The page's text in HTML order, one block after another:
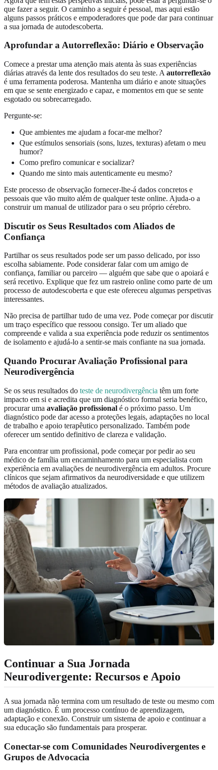
que fazer a seguir. O caminho a seguir é pessoal, mas aqui estão
alguns passos práticos e empoderadores que pode dar para continuar
a sua jornada de autodescoberta.
Aprofundar a Autorreflexão: Diário e Observação
Comece a prestar uma atenção mais atenta às suas experiências
diárias através da lente dos resultados do seu teste. A autorreflexão
é uma ferramenta poderosa. Mantenha um diário e anote situações
em que se sente energizado e capaz, e momentos em que se sente
esgotado ou sobrecarregado.
Pergunte-se:
Que ambientes me ajudam a focar-me melhor?
Que estímulos sensoriais (sons, luzes, texturas) afetam o meu
humor?
Como prefiro comunicar e socializar?
Quando me sinto mais autenticamente eu mesmo?
Este processo de observação fornecer-lhe-á dados concretos e
pessoais que vão muito além de qualquer teste online. Ajuda-o a
construir um manual de utilizador para o seu próprio cérebro.
Discutir os Seus Resultados com Aliados de
Confiança
Partilhar os seus resultados pode ser um passo delicado, por isso
escolha sabiamente. Pode considerar falar com um amigo de
confiança, familiar ou parceiro — alguém que sabe que o apoiará e
será recetivo. Explique que fez um rastreio online como parte de um
processo de autodescoberta e que este ofereceu algumas perspetivas
interessantes.
Não precisa de partilhar tudo de uma vez. Pode começar por discutir
um traço específico que ressoou consigo. Ter um aliado que
compreende e valida a sua experiência pode reduzir os sentimentos
de isolamento e ajudá-lo a sentir-se mais confiante na sua jornada.
Quando Procurar Avaliação Profissional para
Neurodivergência
Se os seus resultados do teste de neurodivergência têm um forte
impacto em si e acredita que um diagnóstico formal seria benéfico,
procurar uma avaliação profissional é o próximo passo. Um
diagnóstico pode dar acesso a proteções legais, adaptações no local
de trabalho e apoio terapêutico personalizado. Também pode
oferecer um sentido definitivo de clareza e validação.
Para encontrar um profissional, pode começar por pedir ao seu
médico de família um encaminhamento para um especialista com
experiência em avaliações de neurodivergência em adultos. Procure
clínicos que sejam afirmativos da neurodiversidade e que utilizem
métodos de avaliação atualizados.
Continuar a Sua Jornada
Neurodivergente: Recursos e Apoio
A sua jornada não termina com um resultado de teste ou mesmo com
um diagnóstico. É um processo contínuo de aprendizagem,
adaptação e conexão. Construir um sistema de apoio e continuar a
sua educação são fundamentais para prosperar.
Conectar-se com Comunidades Neurodivergentes e
Grupos de Advocacia